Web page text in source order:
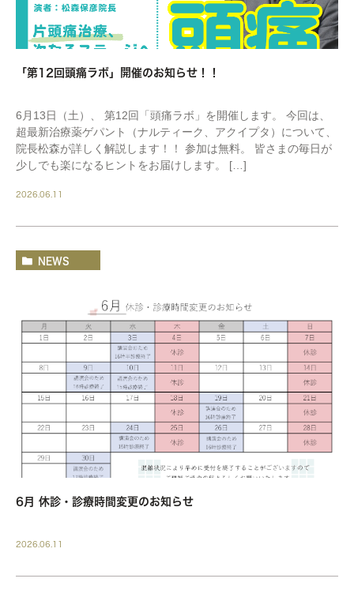
「第12回頭痛ラボ」開催のお知らせ！！
6月13日（土）、 第12回「頭痛ラボ」を開催します。 今回は、
超最新治療薬ゲパント（ナルティーク、アクイプタ）について、
院長松森が詳しく解説します！！ 参加は無料。 皆さまの毎日が
少しでも楽になるヒントをお届けします。 […]
2026.06.11
NEWS
6月 休診・診療時間変更のお知らせ
2026.06.11